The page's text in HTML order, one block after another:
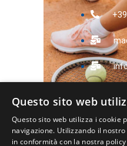
38062
Questo sito web
Questo sito web utilizza i cookie
navigazione. Utilizzando il
in conformità con la nostra